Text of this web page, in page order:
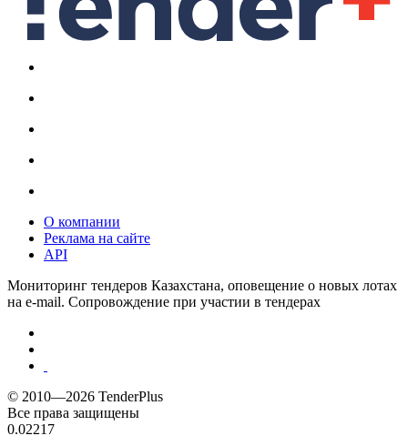
О компании
Реклама на сайте
API
Мониторинг тендеров Казахстана, оповещение о новых лотах
на e-mail. Сопровождение при участии в тендерах
© 2010—2026 TenderPlus
Все права защищены
0.02217